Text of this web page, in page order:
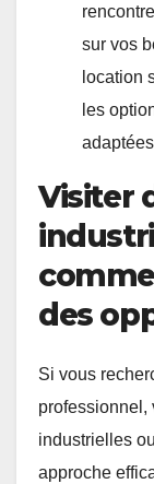
sur vos
location
les
Visiter
des
Si vous
professionnel,
industrielles
approche